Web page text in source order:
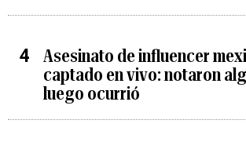
Asesinato de influencer
captado en vivo: notaron
luego ocurrió